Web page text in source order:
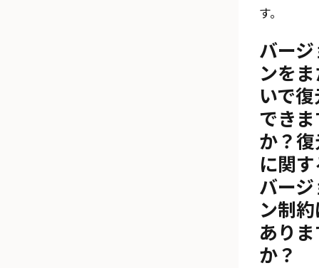
す。
バー
ンを
いで
でき
か？
に関
バー
ン制
あり
か？